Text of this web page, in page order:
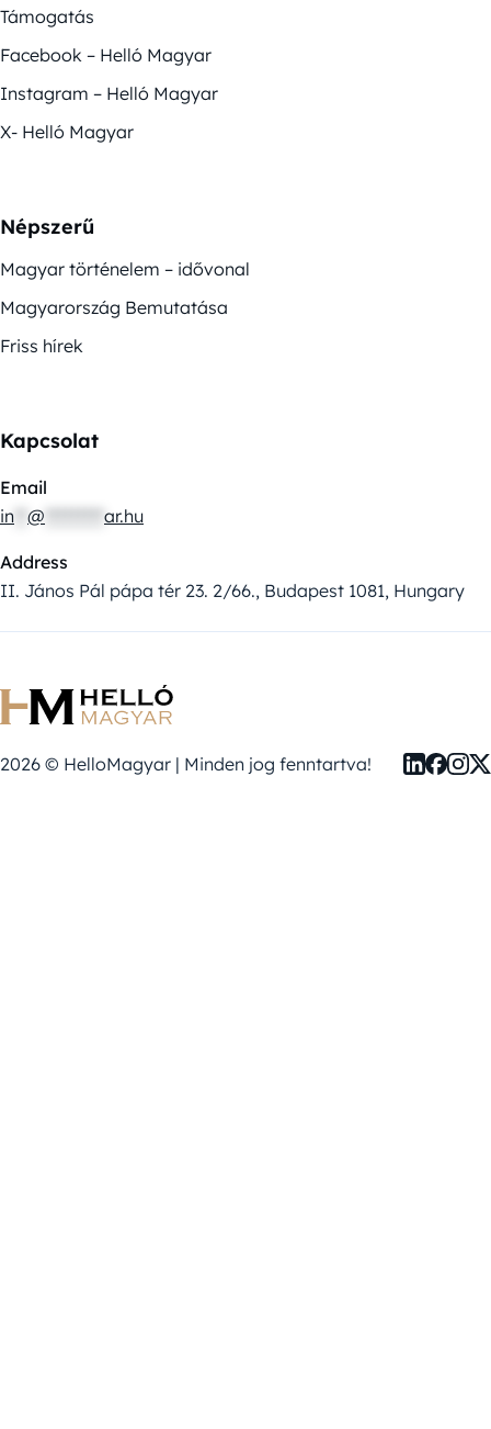
Támogatás
Facebook – Helló Magyar
Instagram – Helló Magyar
X- Helló Magyar
Népszerű
Magyar történelem – idővonal
Magyarország Bemutatása
Friss hírek
Kapcsolat
Email
in @ ar.hu
Address
II. János Pál pápa tér 23. 2/66., Budapest 1081, Hungary
2026 © HelloMagyar | Minden jog fenntartva!